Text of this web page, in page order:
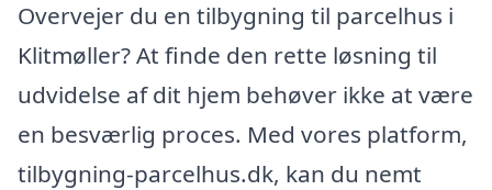
Overvejer du en tilbygning til parcelhus i
Klitmøller? At finde den rette løsning til
udvidelse af dit hjem behøver ikke at være
en besværlig proces. Med vores platform,
tilbygning-parcelhus.dk, kan du nemt